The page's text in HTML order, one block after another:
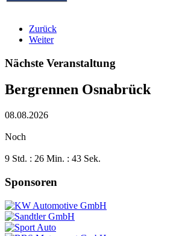
Zurück
Weiter
Nächste Veranstaltung
Bergrennen Osnabrück
08.08.2026
Noch
9 Std. : 26 Min. : 42 Sek.
Sponsoren